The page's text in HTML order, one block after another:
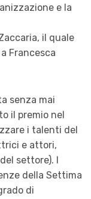
e la
il quale
Francesca
senza mai
il premio nel
i talenti del
e attori,
settore). I
della Settima
di